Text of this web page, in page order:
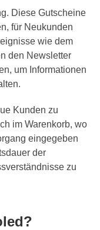
Diese Gutscheine
für Neukunden
wie dem
den Newsletter
um Informationen
Kunden zu
im Warenkorb, wo
eingegeben
der
zu